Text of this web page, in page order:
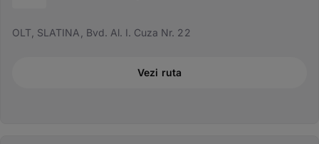
OLT, SLATINA, Bvd. Al. I. Cuza Nr. 22
Vezi ruta